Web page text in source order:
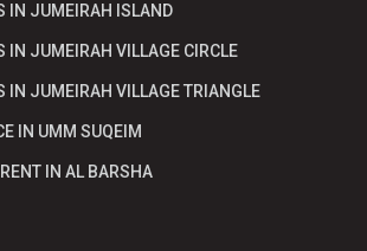
IN JUMEIRAH ISLAND
IN JUMEIRAH VILLAGE CIRCLE
IN JUMEIRAH VILLAGE TRIANGLE
IN UMM SUQEIM
IN AL BARSHA